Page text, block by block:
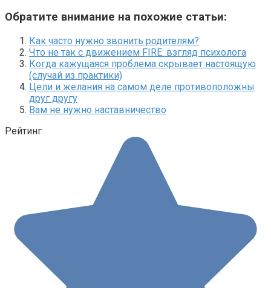
Обратите внимание на похожие статьи:
Как часто нужно звонить родителям?
Что не так с движением FIRE: взгляд психолога
Когда кажущаяся проблема скрывает настоящую
(случай из практики)
Цели и желания на самом деле противоположны
друг другу
Вам не нужно наставничество
Рейтинг